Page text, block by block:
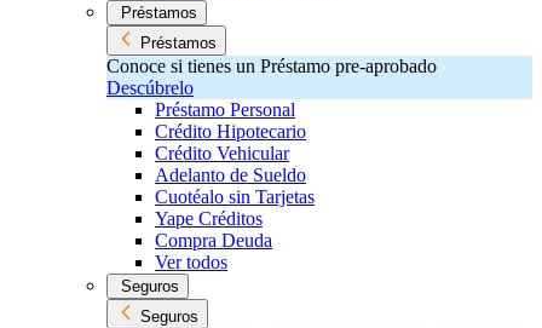
Préstamos
Préstamos
Conoce si tienes un Préstamo pre-aprobado
Descúbrelo
Préstamo Personal
Crédito Hipotecario
Crédito Vehicular
Adelanto de Sueldo
Cuotéalo sin Tarjetas
Yape Créditos
Compra Deuda
Ver todos
Seguros
Seguros